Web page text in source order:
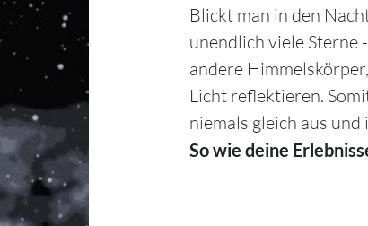
Blickt man in den
unendlich viele Sterne
andere
Licht reflektieren.
niemals gleich aus
So wie deine